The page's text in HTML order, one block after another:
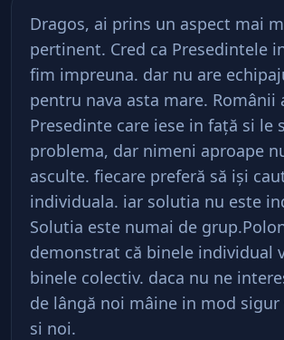
Dragos, ai prins un aspect mai
pertinent. Cred ca Presedintele
fim impreuna. dar nu are
pentru nava asta mare. Românii
Presedinte care iese in faţă si le
problema, dar nimeni aproape
asculte. fiecare preferă să işi
individuala. iar solutia nu este
Solutia este numai de
demonstrat că binele individual
binele colectiv. daca nu ne
de lângă noi mâine in mod sigur
si noi.